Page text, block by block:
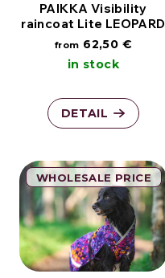
PAIKKA Visibility
raincoat Lite LEOPARD
from 62,50 €
in stock
DETAIL
WHOLESALE PRICE